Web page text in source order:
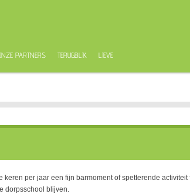
PARTNERS TERUGBLIK LIEVE
per jaar een fijn barmoment of spetterende
dorpsschool blijven.